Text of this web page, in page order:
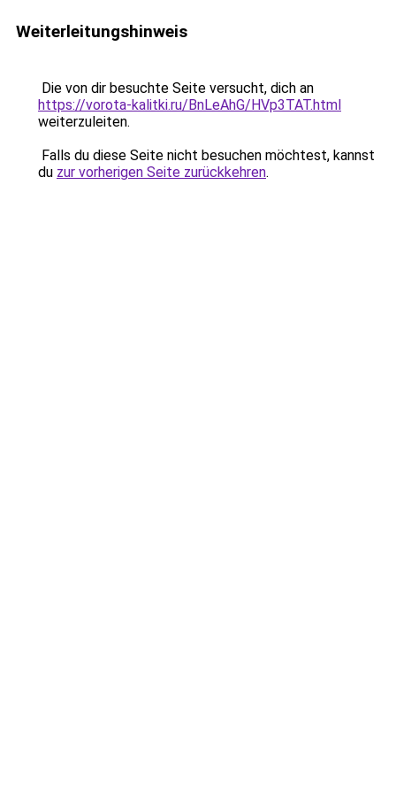
Weiterleitungshinweis
Die von dir besuchte Seite versucht, dich an
https://vorota-kalitki.ru/BnLeAhG/HVp3TAT.html
weiterzuleiten.
Falls du diese Seite nicht besuchen möchtest, kannst
du zur vorherigen Seite zurückkehren.